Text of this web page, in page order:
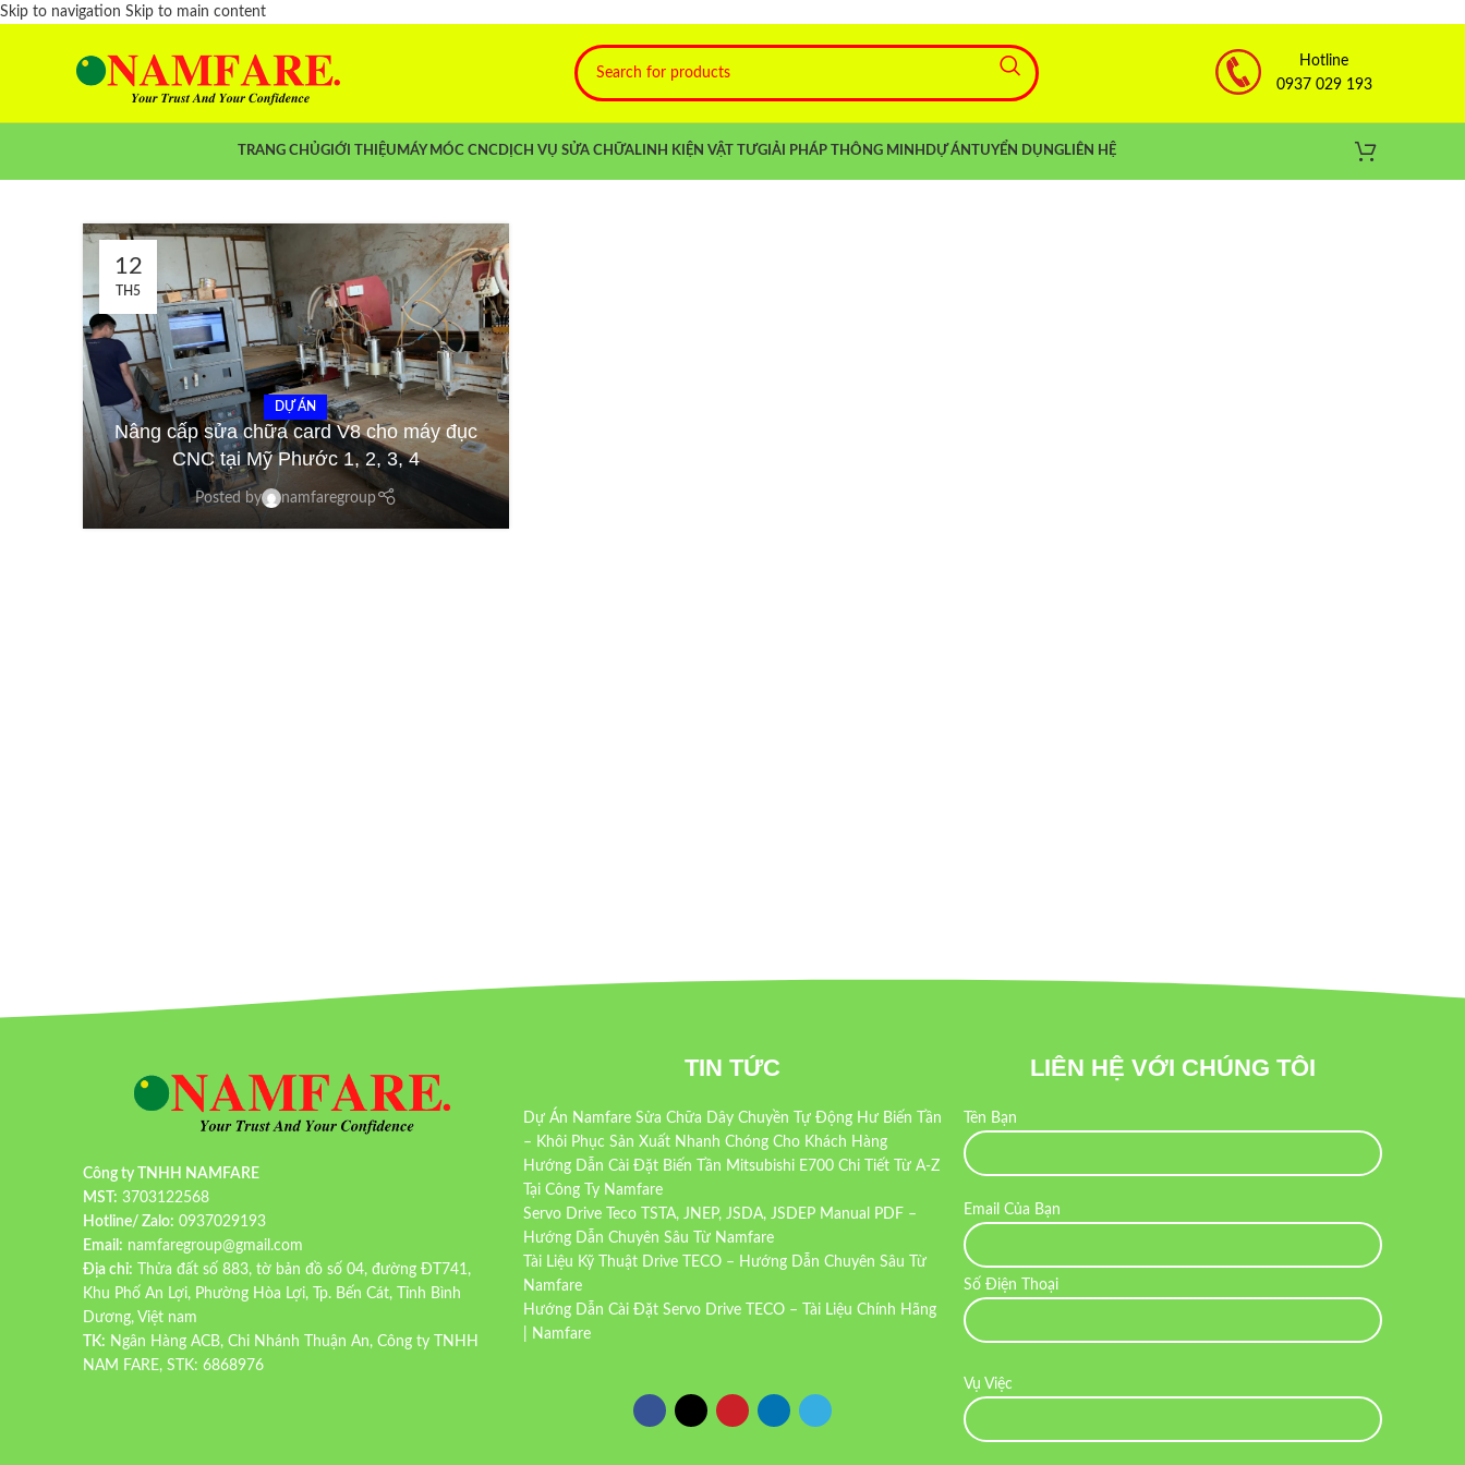
Skip to navigation Skip to main content
Hotline
0937 029 193
TRANG CHỦGIỚI THIỆU MÁY MÓC CNCDỊCH VỤ SỬA CHỮALINH KIỆN VẬT TƯGIẢI PHÁP THÔNG MINH DỰ ÁNTUYỂN DỤNGLIÊN HỆ
12
TH5
DỰ ÁN
Nâng cấp sửa chữa card V8 cho máy đục
CNC tại Mỹ Phước 1, 2, 3, 4
Posted by namfaregroup
Công ty TNHH NAMFARE
MST: 3703122568
Hotline/ Zalo: 0937029193
Email: namfaregroup@gmail.com
Địa chỉ: Thửa đất số 883, tờ bản đồ số 04, đường ĐT741,
Khu Phố An Lợi, Phường Hòa Lợi, Tp. Bến Cát, Tỉnh Bình
Dương, Việt nam
TK: Ngân Hàng ACB, Chi Nhánh Thuận An, Công ty TNHH
NAM FARE, STK: 6868976
TIN TỨC
Dự Án Namfare Sửa Chữa Dây Chuyền Tự Động Hư Biến Tần
– Khôi Phục Sản Xuất Nhanh Chóng Cho Khách Hàng
Hướng Dẫn Cài Đặt Biến Tần Mitsubishi E700 Chi Tiết Từ A-Z
Tại Công Ty Namfare
Servo Drive Teco TSTA, JNEP, JSDA, JSDEP Manual PDF –
Hướng Dẫn Chuyên Sâu Từ Namfare
Tài Liệu Kỹ Thuật Drive TECO – Hướng Dẫn Chuyên Sâu Từ
Namfare
Hướng Dẫn Cài Đặt Servo Drive TECO – Tài Liệu Chính Hãng
| Namfare
LIÊN HỆ VỚI CHÚNG TÔI
Tên Bạn
Email Của Bạn
Số Điện Thoại
Vụ Việc